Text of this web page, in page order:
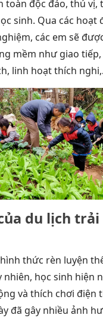
toàn độc đáo, thú vị,
sinh. Qua các hoạt
các em sẽ
mềm như giao
linh hoạt thích
du lịch
thức rèn luyện
nhiên, học sinh hiện
và thích chơi điện
đã gây nhiều ảnh